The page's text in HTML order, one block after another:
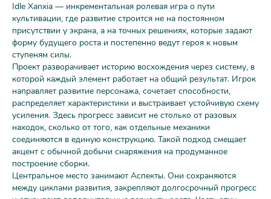
Idle Xanxia — инкрементальная ролевая игра о пути
культивации, где развитие строится не на постоянном
присутствии у экрана, а на точных решениях, которые задают
форму будущего роста и постепенно ведут героя к новым
ступеням силы.
Проект разворачивает историю восхождения через систему, в
которой каждый элемент работает на общий результат. Игрок
направляет развитие персонажа, сочетает способности,
распределяет характеристики и выстраивает устойчивую схему
усиления. Здесь прогресс зависит не столько от разовых
находок, сколько от того, как отдельные механики
соединяются в единую конструкцию. Такой подход смещает
акцент с обычной добычи снаряжения на продуманное
построение сборки.
Центральное место занимают Аспекты. Они сохраняются
между циклами развития, закрепляют долгосрочный прогресс